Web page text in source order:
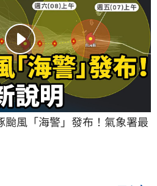
颱風「海警」發布！氣象署最